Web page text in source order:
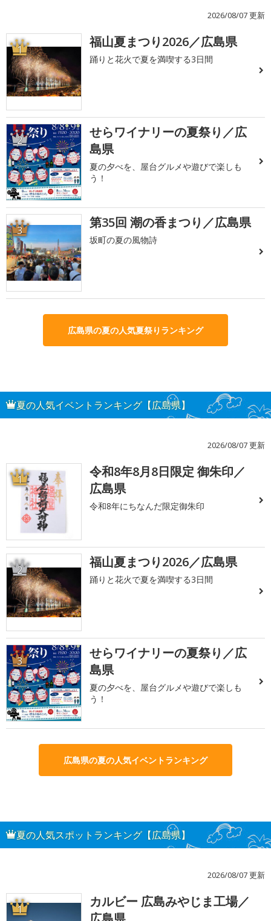
2026/08/07 更新
1 福山夏まつり2026／広島県
踊りと花火で夏を満喫する3日間
2
せらワイナリーの夏祭り／広
島県
夏の夕べを、屋台グルメや遊びで楽しも
う！
3 第35回 潮の香まつり／広島県
坂町の夏の風物詩
広島県の夏の人気夏祭りランキング
夏の人気イベントランキング【広島県】
2026/08/07 更新
1
令和8年8月8日限定 御朱印／
広島県
令和8年にちなんだ限定御朱印
2 福山夏まつり2026／広島県
踊りと花火で夏を満喫する3日間
3
せらワイナリーの夏祭り／広
島県
夏の夕べを、屋台グルメや遊びで楽しも
う！
広島県の夏の人気イベントランキング
夏の人気スポットランキング【広島県】
2026/08/07 更新
1
カルビー 広島みやじま工場／